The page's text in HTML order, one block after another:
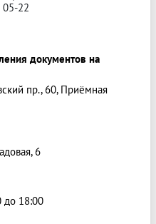
05-22
документов на
пр., 60, Приёмная
6
до 18:00